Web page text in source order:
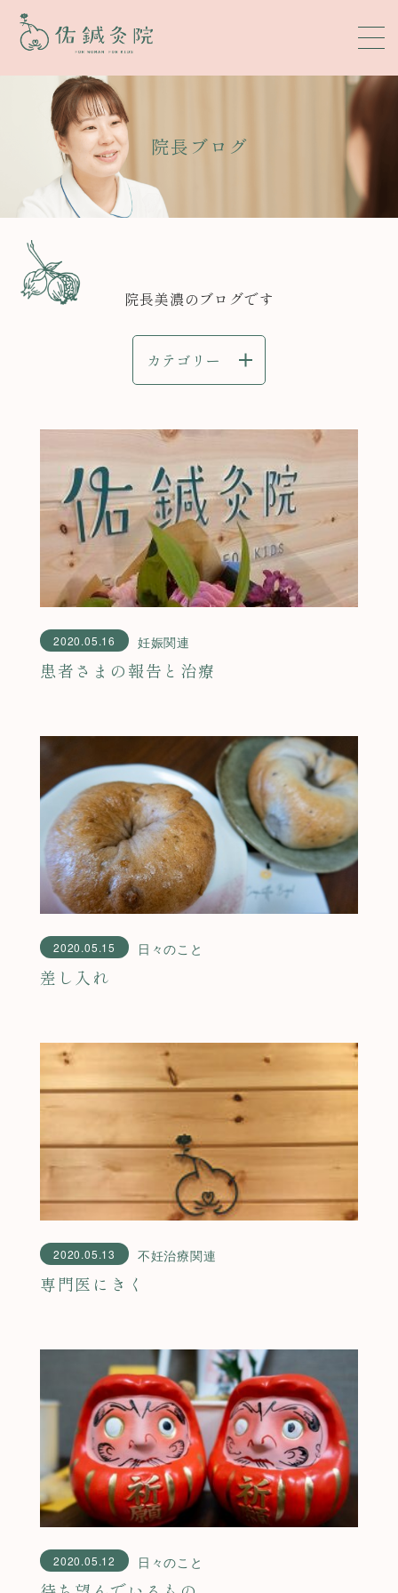
院長ブログ
院長美濃のブログです
2020.05.16 妊娠関連
患者さまの報告と治療
2020.05.15 日々のこと
差し入れ
2020.05.13 不妊治療関連
専門医にきく
2020.05.12 日々のこと